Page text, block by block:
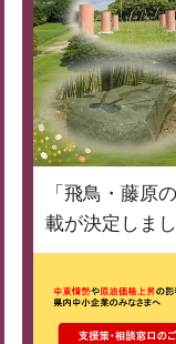
「飛鳥・藤原
載が決定しまし